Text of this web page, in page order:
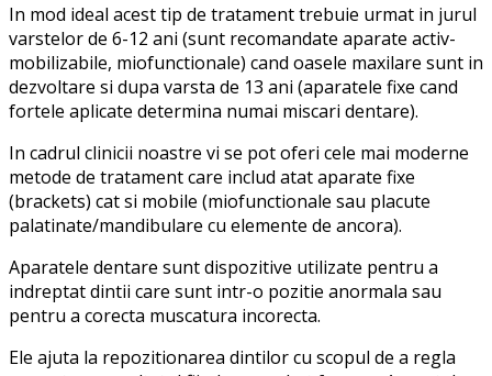
In mod ideal acest tip de tratament trebuie urmat in jurul
varstelor de 6-12 ani (sunt recomandate aparate activ-
mobilizabile, miofunctionale) cand oasele maxilare sunt in
dezvoltare si dupa varsta de 13 ani (aparatele fixe cand
fortele aplicate determina numai miscari dentare).
In cadrul clinicii noastre vi se pot oferi cele mai moderne
metode de tratament care includ atat aparate fixe
(brackets) cat si mobile (miofunctionale sau placute
palatinate/mandibulare cu elemente de ancora).
Aparatele dentare sunt dispozitive utilizate pentru a
indreptat dintii care sunt intr-o pozitie anormala sau
pentru a corecta muscatura incorecta.
Ele ajuta la repozitionarea dintilor cu scopul de a regla